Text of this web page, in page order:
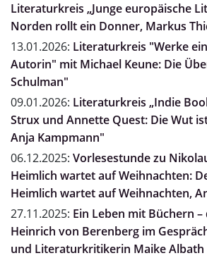
Literaturkreis „Junge europäische
Norden rollt ein Donner, Markus
13.01.2026: Literaturkreis "Werke
Autorin" mit Michael Keune: Die
Schulman"
09.01.2026: Literaturkreis „Indie
Strux und Annette Quest: Die Wut
Anja Kampmann"
06.12.2025: Vorlesestunde zu
Heimlich wartet auf Weihnachten:
Heimlich wartet auf Weihnachten,
27.11.2025: Ein Leben mit Büchern
Heinrich von Berenberg im
und Literaturkritikerin Maike Albath